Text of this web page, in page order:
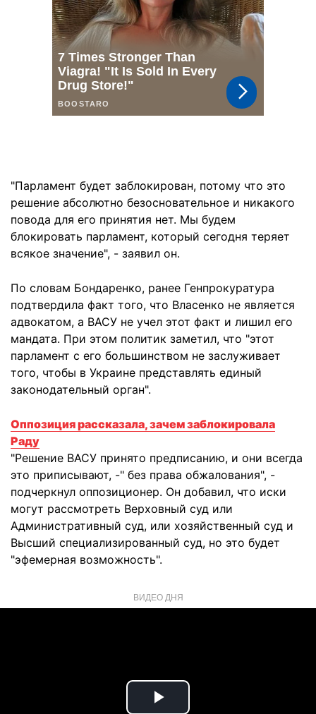
"Парламент будет заблокирован, потому что это
решение абсолютно безосновательное и никакого
повода для его принятия нет. Мы будем
блокировать парламент, который сегодня теряет
всякое значение", - заявил он.
По словам Бондаренко, ранее Генпрокуратура
подтвердила факт того, что Власенко не является
адвокатом, а ВАСУ не учел этот факт и лишил его
мандата. При этом политик заметил, что "этот
парламент с его большинством не заслуживает
того, чтобы в Украине представлять единый
законодательный орган".
Оппозиция рассказала, зачем заблокировала
Раду
"Решение ВАСУ принято предписанию, и они всегда
это приписывают, -" без права обжалования", -
подчеркнул оппозиционер. Он добавил, что иски
могут рассмотреть Верховный суд или
Административный суд, или хозяйственный суд и
Высший специализированный суд, но это будет
"эфемерная возможность".
ВИДЕО ДНЯ